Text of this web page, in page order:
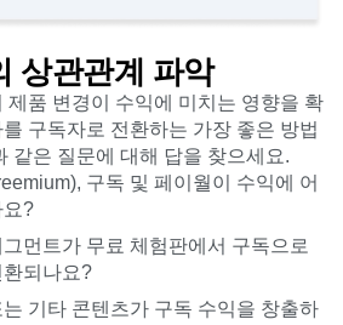
상관관계 파악
제품 변경이 수익에 미치는 영향을 확
구독자로 전환하는 가장 좋은 방법
같은 질문에 대해 답을 찾으세요.
구독 및 페이월이 수익에 어
요?
먼트가 무료 체험판에서 구독으로
되나요?
기타 콘텐츠가 구독 수익을 창출하